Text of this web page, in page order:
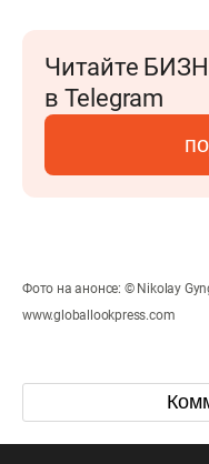
Читайте
в Telegram
Фото на анонсе: © Nikolay
www.globallookpress.com